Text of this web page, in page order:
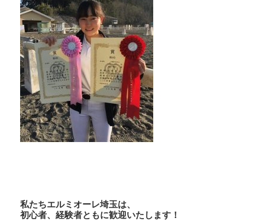
私たちエルミオーレ埼玉は、
初心者、経験者ともに歓迎いたします！